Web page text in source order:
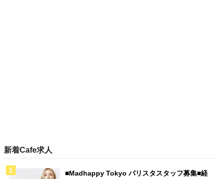
新着Cafe求人
■Madhappy Tokyo バリスタスタッフ募集■経